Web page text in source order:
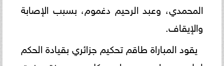
المحمدي، وعبد الرحيم دغموم، بسبب الإصابة
والإيقاف.
يقود المباراة طاقم تحكيم جزائري بقيادة الحكم